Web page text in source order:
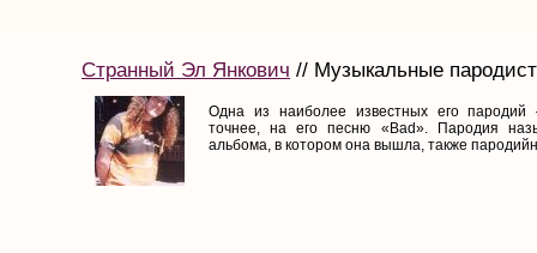
Странный Эл Янкович // Музыкальные
Одна из наиболее известных его
точнее, на его песню «Bad». Пародия
альбома, в котором она вышла, также